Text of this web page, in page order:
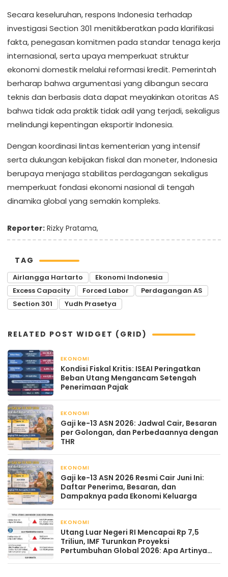
Secara keseluruhan, respons Indonesia terhadap
investigasi Section 301 menitikberatkan pada klarifikasi
fakta, penegasan komitmen pada standar tenaga kerja
internasional, serta upaya memperkuat struktur
ekonomi domestik melalui reformasi kredit. Pemerintah
berharap bahwa argumentasi yang dibangun secara
teknis dan berbasis data dapat meyakinkan otoritas AS
bahwa tidak ada praktik tidak adil yang terjadi, sekaligus
melindungi kepentingan eksportir Indonesia.
Dengan koordinasi lintas kementerian yang intensif
serta dukungan kebijakan fiskal dan moneter, Indonesia
berupaya menjaga stabilitas perdagangan sekaligus
memperkuat fondasi ekonomi nasional di tengah
dinamika global yang semakin kompleks.
Reporter: Rizky Pratama,
TAG
Airlangga Hartarto
Ekonomi Indonesia
Excess Capacity
Forced Labor
Perdagangan AS
Section 301
Yudh Prasetya
RELATED POST WIDGET (GRID)
EKONOMI
Kondisi Fiskal Kritis: ISEAI Peringatkan
Beban Utang Mengancam Setengah
Penerimaan Pajak
EKONOMI
Gaji ke-13 ASN 2026: Jadwal Cair, Besaran
per Golongan, dan Perbedaannya dengan
THR
EKONOMI
Gaji ke-13 ASN 2026 Resmi Cair Juni Ini:
Daftar Penerima, Besaran, dan
Dampaknya pada Ekonomi Keluarga
EKONOMI
Utang Luar Negeri RI Mencapai Rp 7,5
Triliun, IMF Turunkan Proyeksi
Pertumbuhan Global 2026: Apa Artinya